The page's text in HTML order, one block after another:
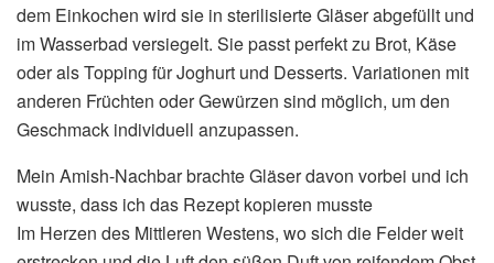
dem Einkochen wird sie in sterilisierte Gläser abgefüllt und
im Wasserbad versiegelt. Sie passt perfekt zu Brot, Käse
oder als Topping für Joghurt und Desserts. Variationen mit
anderen Früchten oder Gewürzen sind möglich, um den
Geschmack individuell anzupassen.
Mein Amish-Nachbar brachte Gläser davon vorbei und ich
wusste, dass ich das Rezept kopieren musste
Im Herzen des Mittleren Westens, wo sich die Felder weit